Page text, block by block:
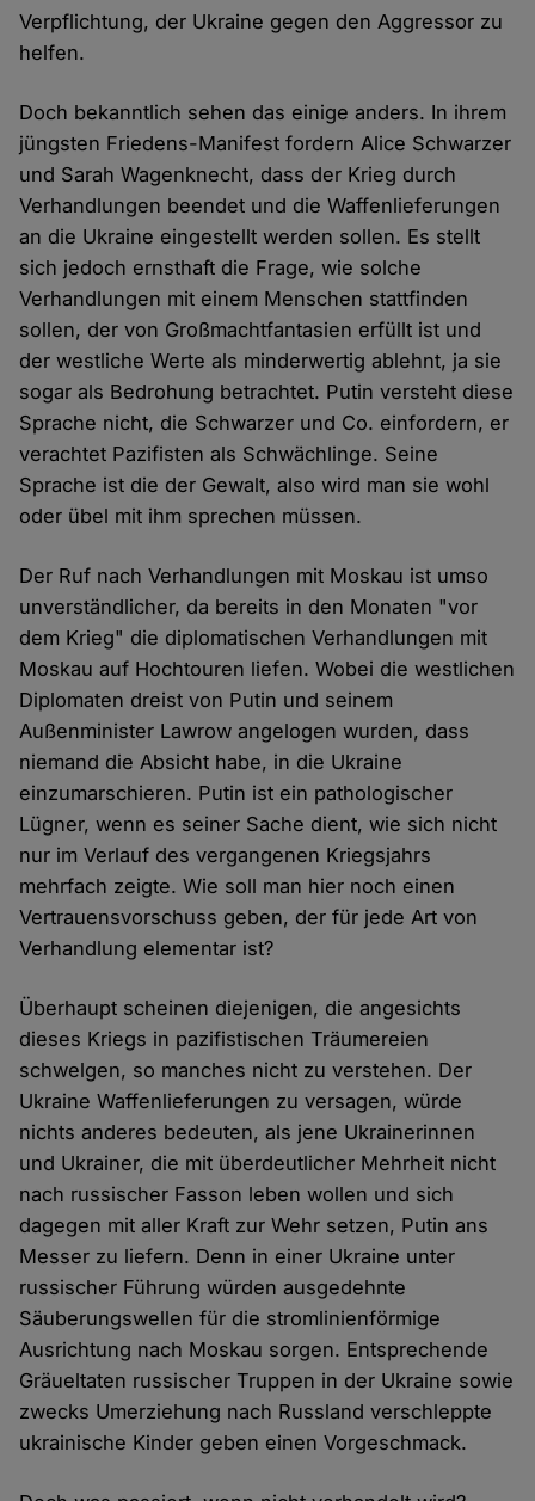
Verpflichtung, der Ukraine gegen den Aggressor zu
helfen.
Doch bekanntlich sehen das einige anders. In ihrem
jüngsten Friedens-Manifest fordern Alice Schwarzer
und Sarah Wagenknecht, dass der Krieg durch
Verhandlungen beendet und die Waffenlieferungen
an die Ukraine eingestellt werden sollen. Es stellt
sich jedoch ernsthaft die Frage, wie solche
Verhandlungen mit einem Menschen stattfinden
sollen, der von Großmachtfantasien erfüllt ist und
der westliche Werte als minderwertig ablehnt, ja sie
sogar als Bedrohung betrachtet. Putin versteht diese
Sprache nicht, die Schwarzer und Co. einfordern, er
verachtet Pazifisten als Schwächlinge. Seine
Sprache ist die der Gewalt, also wird man sie wohl
oder übel mit ihm sprechen müssen.
Der Ruf nach Verhandlungen mit Moskau ist umso
unverständlicher, da bereits in den Monaten "vor
dem Krieg" die diplomatischen Verhandlungen mit
Moskau auf Hochtouren liefen. Wobei die westlichen
Diplomaten dreist von Putin und seinem
Außenminister Lawrow angelogen wurden, dass
niemand die Absicht habe, in die Ukraine
einzumarschieren. Putin ist ein pathologischer
Lügner, wenn es seiner Sache dient, wie sich nicht
nur im Verlauf des vergangenen Kriegsjahrs
mehrfach zeigte. Wie soll man hier noch einen
Vertrauensvorschuss geben, der für jede Art von
Verhandlung elementar ist?
Überhaupt scheinen diejenigen, die angesichts
dieses Kriegs in pazifistischen Träumereien
schwelgen, so manches nicht zu verstehen. Der
Ukraine Waffenlieferungen zu versagen, würde
nichts anderes bedeuten, als jene Ukrainerinnen
und Ukrainer, die mit überdeutlicher Mehrheit nicht
nach russischer Fasson leben wollen und sich
dagegen mit aller Kraft zur Wehr setzen, Putin ans
Messer zu liefern. Denn in einer Ukraine unter
russischer Führung würden ausgedehnte
Säuberungswellen für die stromlinienförmige
Ausrichtung nach Moskau sorgen. Entsprechende
Gräueltaten russischer Truppen in der Ukraine sowie
zwecks Umerziehung nach Russland verschleppte
ukrainische Kinder geben einen Vorgeschmack.